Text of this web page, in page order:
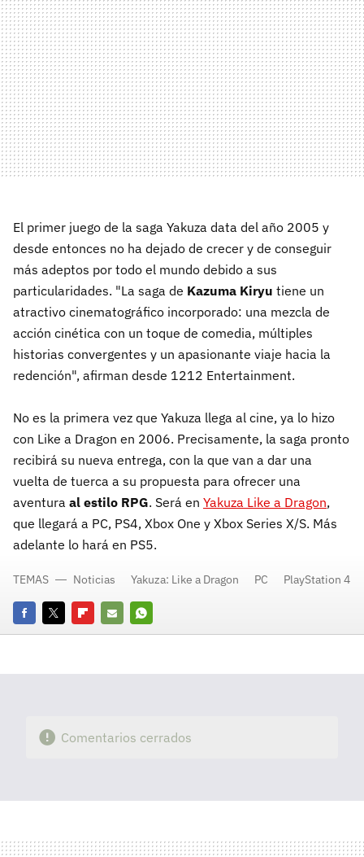
El primer juego de la saga Yakuza data del año 2005 y
desde entonces no ha dejado de crecer y de conseguir
más adeptos por todo el mundo debido a sus
particularidades. "La saga de Kazuma Kiryu tiene un
atractivo cinematográfico incorporado: una mezcla de
acción cinética con un toque de comedia, múltiples
historias convergentes y un apasionante viaje hacia la
redención", afirman desde 1212 Entertainment.
No es la primera vez que Yakuza llega al cine, ya lo hizo
con Like a Dragon en 2006. Precisamente, la saga pronto
recibirá su nueva entrega, con la que van a dar una
vuelta de tuerca a su propuesta para ofrecer una
aventura al estilo RPG. Será en Yakuza Like a Dragon,
que llegará a PC, PS4, Xbox One y Xbox Series X/S. Más
adelante lo hará en PS5.
FacebookTwitterFlipboard
E-
Whatsapp
TEMAS Noticias Yakuza: Like a Dragon PC PlayStation 4
Comentarios cerrados